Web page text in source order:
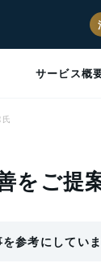
サービス概
をご提
参考にしていま